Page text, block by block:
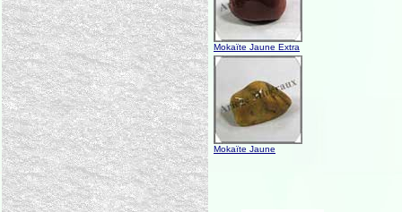
Mokaïte Jaune Extra
Mokaïte Jaune